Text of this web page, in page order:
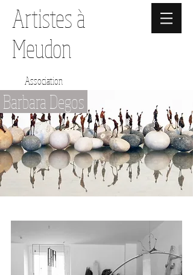
Artistes à
Meudon
Association
Barbara Degos